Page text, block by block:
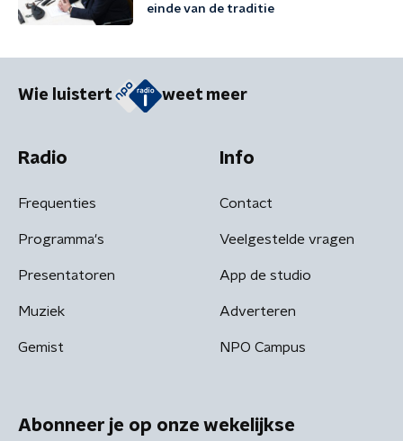
einde van de traditie
Wie luistert weet meer
Radio
Frequenties
Programma's
Presentatoren
Muziek
Gemist
Info
Contact
Veelgestelde vragen
App de studio
Adverteren
NPO Campus
Abonneer je op onze wekelijkse